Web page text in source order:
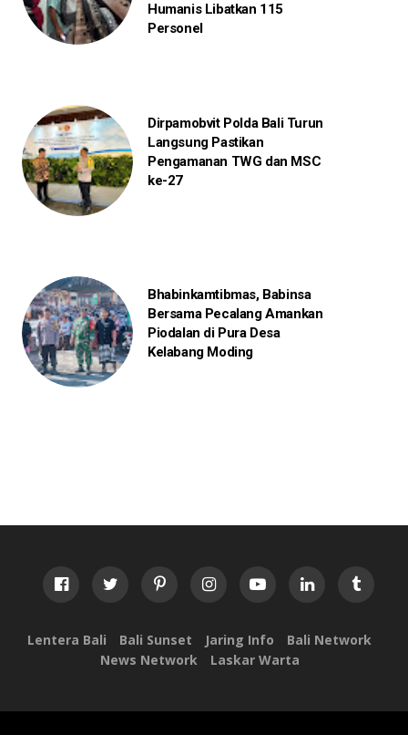
Humanis Libatkan 115
Personel
Dirpamobvit Polda Bali Turun
Langsung Pastikan
Pengamanan TWG dan MSC
ke-27
Bhabinkamtibmas, Babinsa
Bersama Pecalang Amankan
Piodalan di Pura Desa
Kelabang Moding
Lentera Bali Bali Sunset Jaring Info
Bali Network
News Network
Laskar Warta